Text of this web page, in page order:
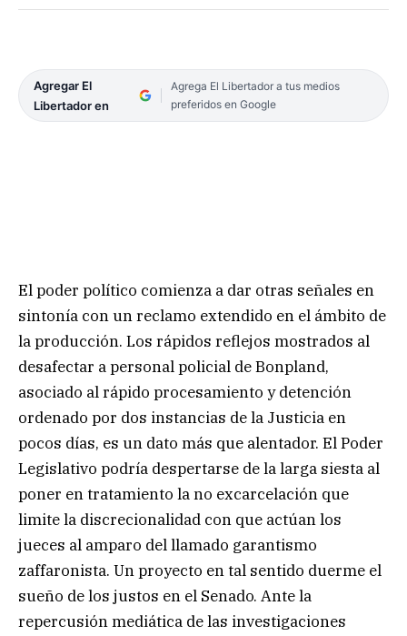
Agregar El
Libertador en
Agrega El Libertador a tus medios
preferidos en Google
El poder político comienza a dar otras señales en
sintonía con un reclamo extendido en el ámbito de
la producción. Los rápidos reflejos mostrados al
desafectar a personal policial de Bonpland,
asociado al rápido procesamiento y detención
ordenado por dos instancias de la Justicia en
pocos días, es un dato más que alentador. El Poder
Legislativo podría despertarse de la larga siesta al
poner en tratamiento la no excarcelación que
limite la discrecionalidad con que actúan los
jueces al amparo del llamado garantismo
zaffaronista. Un proyecto en tal sentido duerme el
sueño de los justos en el Senado. Ante la
repercusión mediática de las investigaciones